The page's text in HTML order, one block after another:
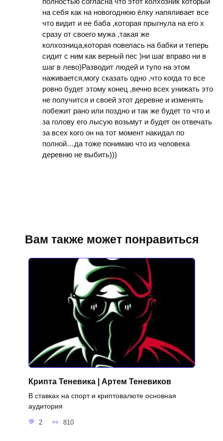
на себя как на новогоднюю ёлку напяливает все
что видит и ее баба ,которая прыгнула на его х
сразу от своего мужа ,такая же
колхозница,которая повелась на бабки и теперь
сидит с ним как верный пес )ни шаг вправо ни в
шаг в лево)Разводит людей и тупо на этом
наживается,могу сказать одно ,что когда то все
ровно будет этому конец ,вечно всех унижать это
не получится и своей этот деревне и изменять
побежит рано или поздно и так же будет то что и
за голову его лысую возьмут и будет он отвечать
за всех кого он на тот момент накидал по
полной…да тоже понимаю что из человека
деревню не выбить)))
Вам также может понравиться
Крипта Теневика | Артем Теневиков
В ставках на спорт и криптовалюте основная
аудитория
2 810